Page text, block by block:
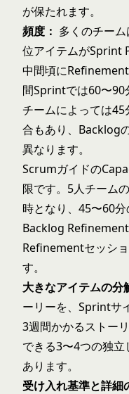
が保たれます。
頻度： 多くのチー
位アイテムがSprint
中間頃に
間Sprintでは60〜90
チームによっては
合もあり、Backlog
異なります。
Scrumガイドの
限です。5人チーム
時となり、45〜60分
Backlog
Refinementセッシ
す。
大きなアイテムの分
ーリーを、Sprintサ
3週間かかるストー
できる3〜4つの独
あります。
受け入れ基準と詳細